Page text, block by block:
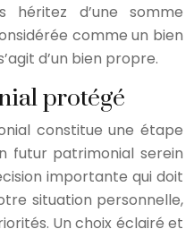
d’une somme
comme un bien
d’un bien propre.
protégé
constitue une étape
futur patrimonial serein
importante qui doit
situation personnelle,
Un choix éclairé et